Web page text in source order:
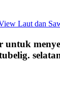
Laut dan